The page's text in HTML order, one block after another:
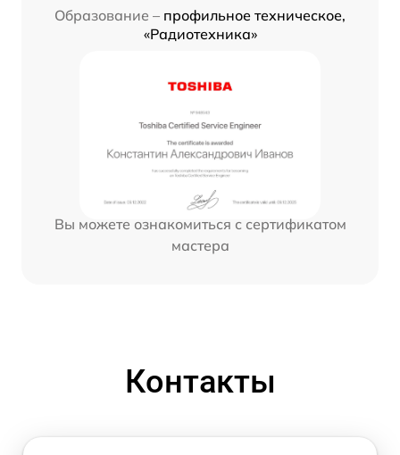
Образование – профильное техническое,
«Радиотехника»
Вы можете ознакомиться с сертификатом
мастера
Контакты